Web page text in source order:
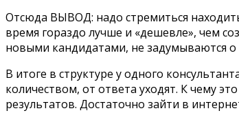
Отсюда ВЫВОД: надо стремиться
время гораздо лучше и «дешевле», чем
новыми кандидатами, не задумываются о
В итоге в структуре у одного
количеством, от ответа уходят. К чему
результатов. Достаточно зайти в